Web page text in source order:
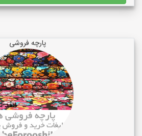
پارچه فروشی